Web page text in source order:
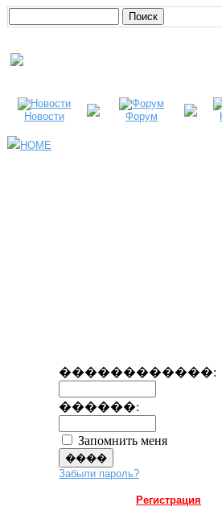
Новости Форум
HOME
������������:
������:
Запомнить меня
Забыли пароль?
Регистрация